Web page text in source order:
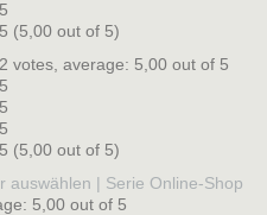
(5,00 out of 5)
(5,00 out of 5)
auswählen | Serie Online-Shop